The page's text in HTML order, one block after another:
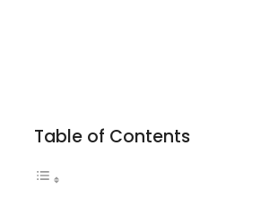
Table of Contents